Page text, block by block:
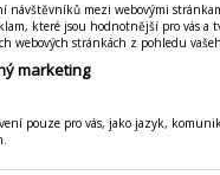
potvrzená
ve kterém
návštěvníků mezi webovými
které jsou hodnotnější pro vás a
webových stránkách z pohledu
marketing
pouze pro vás, jako jazyk,